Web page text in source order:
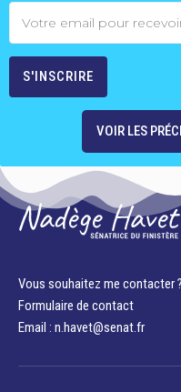
VOIR LES
Vous souhaitez me contacter ?
Formulaire de contact
Email : n.havet@senat.fr​